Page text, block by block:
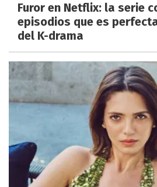
Furor en Netflix: la serie
episodios que es
del K-drama